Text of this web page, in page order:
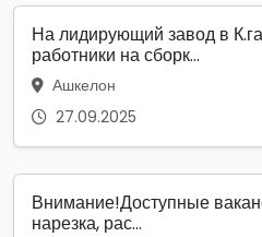
На лидирующий завод в
работники на сборк...
Ашкелон
27.09.2025
Внимание!Доступные
нарезка, рас...